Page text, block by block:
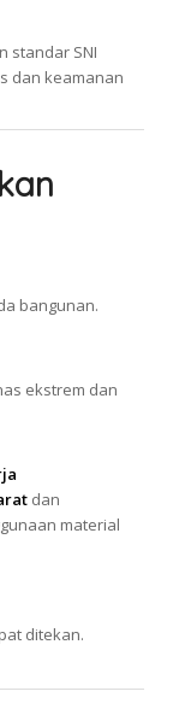
standar SNI
dan keamanan
bangunan.
ekstrem dan
dan
material
ditekan.